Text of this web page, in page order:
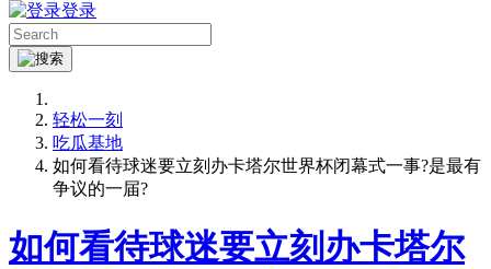
登录
轻松一刻
吃瓜基地
如何看待球迷要立刻办卡塔尔世界杯闭幕式一事?是最有
争议的一届?
如何看待球迷要立刻办卡塔尔